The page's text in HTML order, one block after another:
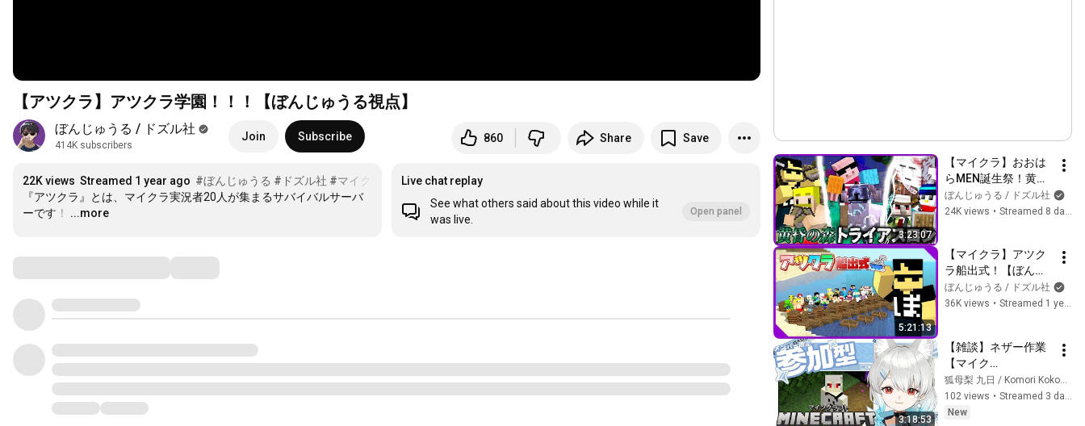
【アツクラ】アツクラ学園！！！【ぼんじゅうる視点】
ぼんじゅうる / ドズル社
414K subscribers
Join Subscribe 860 Share Save
22K views Streamed 1 year ago #ぼんじゅうる #ドズル社 #マイクラ
『アツクラ』とは、マイクラ実況者20人が集まるサバイバルサーバ
ーです！
…
...more
Live chat replay
See what others said about this video while it
was live.
Open panel
3:23:07
【マイクラ】おおは
らMEN誕生祭！黄昏
の森トライアスロ
ン！【ぼんじゅうる
ぼんじゅうる / ドズル社
24K views • Streamed 8 days ago
5:21:13
【マイクラ】アツク
ラ船出式！【ぼんじ
ゅうる視点】
ぼんじゅうる / ドズル社
36K views • Streamed 1 year ago
3:18:53
【雑談】ネザー作業
【マイク
ラ/Minecraft/マイン
クラフト】
狐母梨 九日 / Komori Kokonoka
102 views •
New